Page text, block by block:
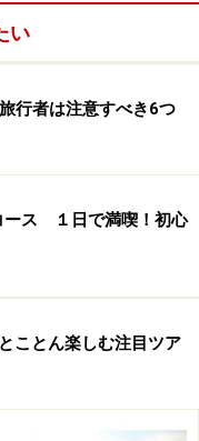
ートコート（Great
に出ます。大英博物
る円形の閲覧室を囲
新たに作られたエリ
やマルチメディア
学の起点となるポ
い
行者は注意すべき6つ
ース １日で満喫！初心
ことん楽しむ注目ツア